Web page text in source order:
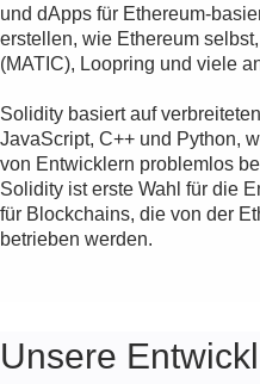
und dApps für Ethereum-
erstellen, wie Ethereum
(MATIC), Loopring und viele
Solidity basiert auf
JavaScript, C++ und Python,
von Entwicklern problemlos
Solidity ist erste Wahl für die
für Blockchains, die von der
betrieben werden.
Unsere